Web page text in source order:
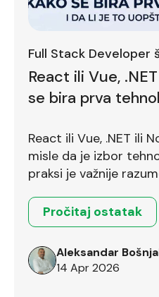
Full Stack Developer
React ili Vue,
se bira prva
React ili Vue, .NET ili
misle da je izbor
praksi je važnije
Pročitaj ostatak
Aleksandar
14 Apr 2026